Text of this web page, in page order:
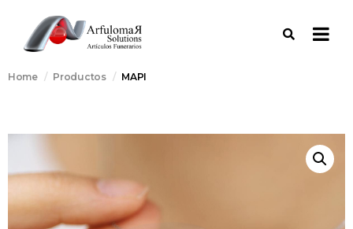
Home Productos MAPI